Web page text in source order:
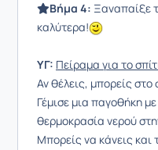
Βήμα 4: Ξαναπαίξε
καλύτερα!
ΥΓ: Πείραμα για το
Αν θέλεις, μπορείς στο
Γέμισε μια παγοθήκη
θερμοκρασία νερού
Μπορείς να κάνεις και